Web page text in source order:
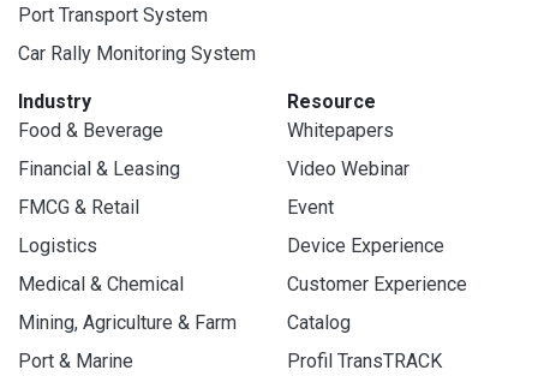
Port Transport System
Car Rally Monitoring System
Industry
Food & Beverage
Financial & Leasing
FMCG & Retail
Logistics
Medical & Chemical
Mining, Agriculture & Farm
Port & Marine
Resource
Whitepapers
Video Webinar
Event
Device Experience
Customer Experience
Catalog
Profil TransTRACK